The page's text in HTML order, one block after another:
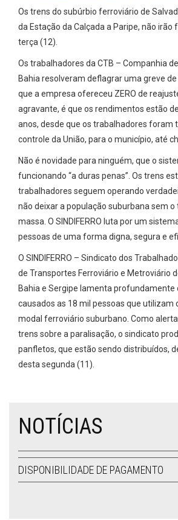
Os trens do subúrbio ferroviário de
da Estação da Calçada a Paripe, não irão
terça (12).
Os trabalhadores da CTB – Companhia
Bahia resolveram deflagrar uma greve
que a empresa ofereceu ZERO de
agravante, é que os rendimentos estão
anos, desde que os trabalhadores foram
controle da União, para o município, até
Não é novidade para ninguém, que o
funcionando “a duras penas”. Os trens
trabalhadores seguem operando
não deixar a população suburbana sem
massa. O SINDIFERRO luta por um
pessoas de uma forma digna, segura e
O SINDIFERRO – Sindicato dos
de Transportes Ferroviário e Metroviário
Bahia e Sergipe lamenta profundamente
causados as 18 mil pessoas que utilizam
modal ferroviário suburbano. Como
trens sobre a paralisação, o sindicato
panfletos, que estão sendo distribuídos,
desta segunda (11).
NOTÍCIAS
DISPONIBILIDADE DE PAGAMENTO